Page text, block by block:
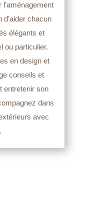
d’aider chacun
élégants et
ou particulier.
en design et
conseils et
entretenir son
dans
avec